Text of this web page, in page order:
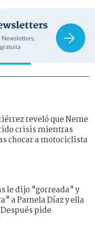
reveló que Neme
crisis mientras
chocar a motociclista
le dijo "gorreada" y
a Pamela Díaz y ella
pide